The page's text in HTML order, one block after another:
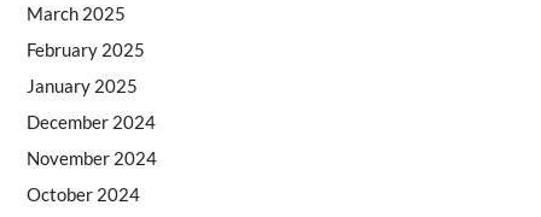
March 2025
February 2025
January 2025
December 2024
November 2024
October 2024